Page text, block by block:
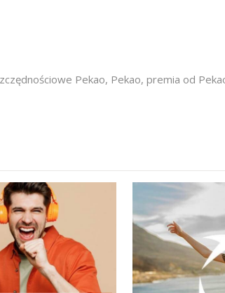
Pekao, Pekao, premia od